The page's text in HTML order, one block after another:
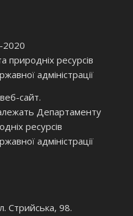
природніх ресурсів
адміністрації
сайт.
Департаменту
ресурсів
адміністрації
Стрийська, 98.